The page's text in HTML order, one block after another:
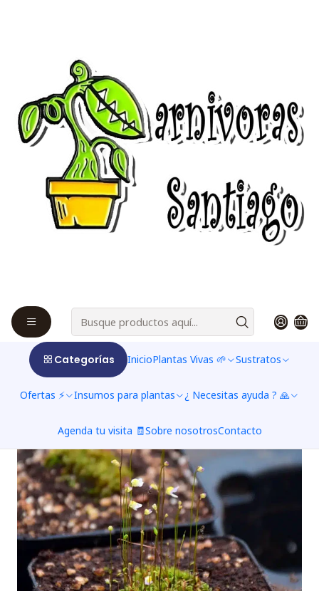
Categorías InicioPlantas Vivas 🌱 Sustratos
Ofertas ⚡ Insumos para plantas ¿ Necesitas ayuda ? 🙏
Agenda tu visita 🧾Sobre nosotrosContacto